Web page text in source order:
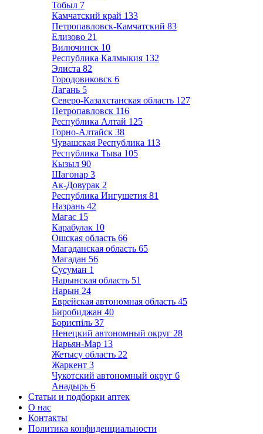
Тобыл 7
Камчатский край 133
Петропавловск-Камчатский 83
Елизово 21
Вилючинск 10
Республика Калмыкия 132
Элиста 82
Городовиковск 6
Лагань 5
Северо-Казахстанская область 127
Петропавловск 116
Республика Алтай 125
Горно-Алтайск 38
Чувашская Республика 113
Республика Тыва 105
Кызыл 90
Шагонар 3
Ак-Довурак 2
Республика Ингушетия 81
Назрань 42
Магас 15
Карабулак 10
Ошская область 66
Магаданская область 65
Магадан 56
Сусуман 1
Нарынская область 51
Нарын 24
Еврейская автономная область 45
Биробиджан 40
Бориспіль 37
Ненецкий автономный округ 28
Нарьян-Мар 13
Жетысу область 22
Жаркент 3
Чукотский автономный округ 6
Анадырь 6
Статьи и подборки аптек
О нас
Контакты
Политика конфиденциальности